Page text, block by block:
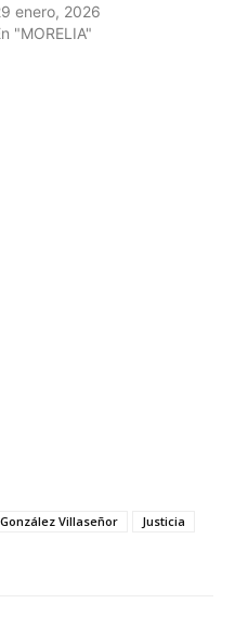
enero, 2026
"MORELIA"
Villaseñor
Justicia